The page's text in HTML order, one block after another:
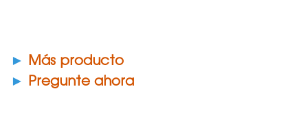
► Más producto
► Pregunte ahora